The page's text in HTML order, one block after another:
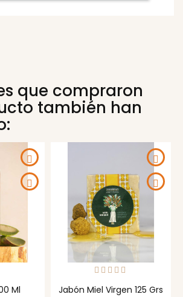
que compraron
también han
Ml
Jabón Miel Virgen 125 Grs